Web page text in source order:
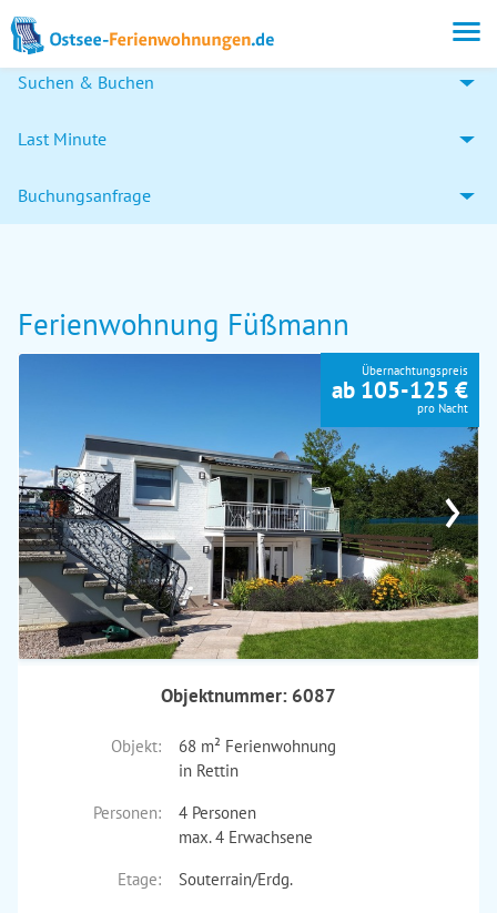
Suchen & Buchen
Last Minute
Buchungsanfrage
Ferienwohnung Füßmann
›
Übernachtungspreis
ab 105-125 €
pro Nacht
Objektnummer: 6087
Objekt:
68 m² Ferienwohnung
in Rettin
Personen:
4 Personen
max. 4 Erwachsene
Etage:
Souterrain/Erdg.